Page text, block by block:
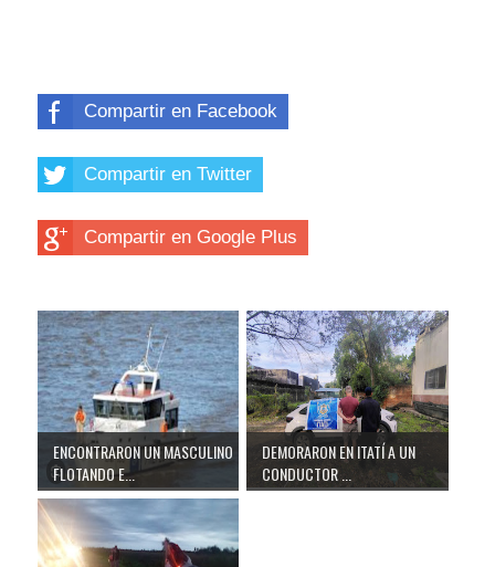
Compartir en Facebook
Compartir en Twitter
Compartir en Google Plus
ENCONTRARON UN MASCULINO
FLOTANDO E...
DEMORARON EN ITATÍ A UN
CONDUCTOR ...